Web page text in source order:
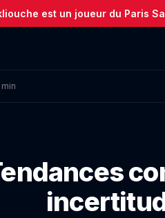
est un joueur du Paris